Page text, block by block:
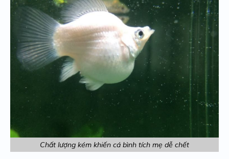
Chất lượng kém khiến cá bình tích mẹ dễ chết